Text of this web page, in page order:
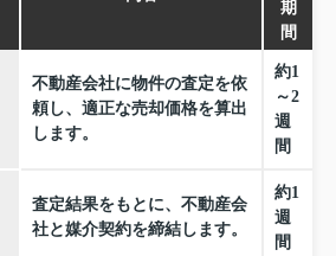
期
間
不動産会社に物件の査定を依
頼し、適正な売却価格を算出
します。
約1
～2
週
間
査定結果をもとに、不動産会
社と媒介契約を締結します。
約1
週
間